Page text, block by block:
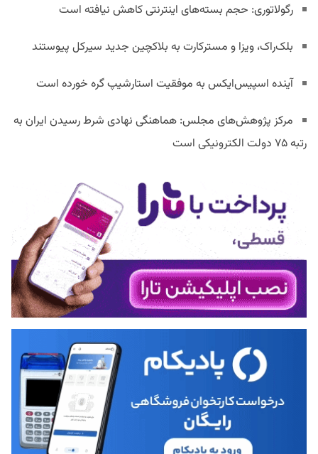
رگولاتوری: حجم بسته‌های اینترنتی کاهش نیافته است
بلک‌راک، ویزا و مسترکارت به بلاکچین جدید سیرکل پیوستند
آینده اسپیس‌ایکس به موفقیت استارشیپ گره خورده است
مرکز پژوهش‌های مجلس: هماهنگی نهادی شرط رسیدن ایران به
رتبه ۷۵ دولت الکترونیکی است